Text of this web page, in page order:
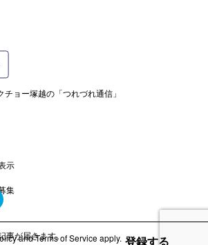
ない世界へようこそ。
」の眼差しについて。
」を復権しよう。
事が届きます。
登録する
ョー塚越の「つれづれ通信」
示
集
andTerms of Serviceapply.